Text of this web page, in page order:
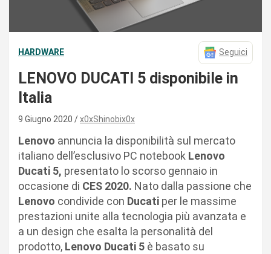
HARDWARE Seguici
LENOVO DUCATI 5 disponibile in
Italia
9 Giugno 2020 x0xShinobix0x
Lenovo annuncia la disponibilità sul mercato
italiano dell’esclusivo PC notebook Lenovo
Ducati 5, presentato lo scorso gennaio in
occasione di CES 2020. Nato dalla passione che
Lenovo condivide con Ducati per le massime
prestazioni unite alla tecnologia più avanzata e
a un design che esalta la personalità del
prodotto, Lenovo Ducati 5 è basato su